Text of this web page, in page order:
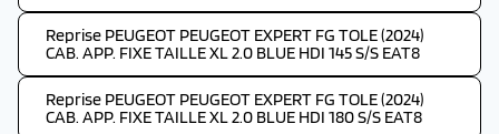
Reprise PEUGEOT PEUGEOT EXPERT FG TOLE (2024)
CAB. APP. FIXE TAILLE XL 2.0 BLUE HDI 145 S/S EAT8
Reprise PEUGEOT PEUGEOT EXPERT FG TOLE (2024)
CAB. APP. FIXE TAILLE XL 2.0 BLUE HDI 180 S/S EAT8